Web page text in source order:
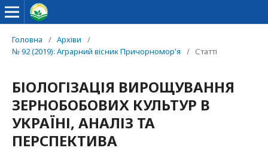
Головна / Архіви
/
№ 92 (2019): Аграрний вісник Причорномор'я
/ Статті
БІОЛОГІЗАЦІЯ ВИРОЩУВАННЯ
ЗЕРНОБОБОВИХ КУЛЬТУР В
УКРАЇНІ, АНАЛІЗ ТА
ПЕРСПЕКТИВА